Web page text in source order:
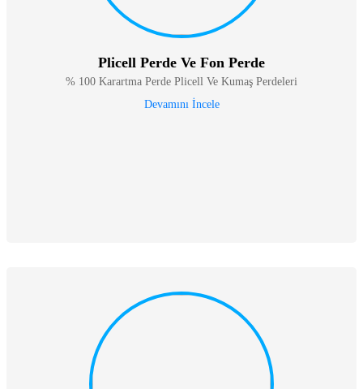
Plicell Perde Ve Fon Perde
% 100 Karartma Perde Plicell Ve Kumaş Perdeleri
Devamını İncele